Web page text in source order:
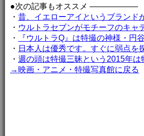
●次の記事もオススメ ——————
・ 昔、イエローアイというブランド
・ ウルトラセブンがモチーフのキャ
・
『ウルトラQ』は特撮の神様・円
・ 日本人は優秀です。すぐに弱点を
・ 週の頭は特撮三昧という2015年は
→映画・アニメ・特撮写真館に戻る